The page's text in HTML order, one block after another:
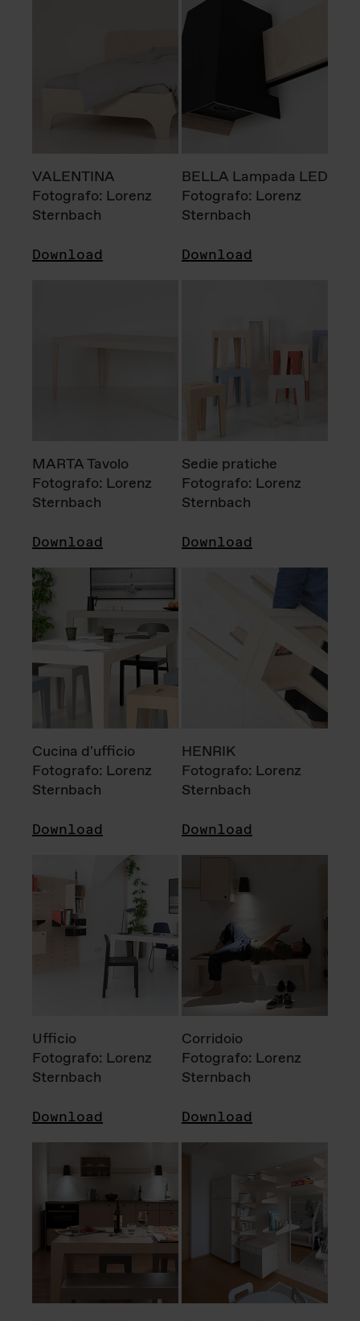
VALENTINA
Fotografo: Lorenz
Sternbach
Download
BELLA Lampada LED
Fotografo: Lorenz
Sternbach
Download
MARTA Tavolo
Fotografo: Lorenz
Sternbach
Download
Sedie pratiche
Fotografo: Lorenz
Sternbach
Download
Cucina d'ufficio
Fotografo: Lorenz
Sternbach
Download
HENRIK
Fotografo: Lorenz
Sternbach
Download
Ufficio
Fotografo: Lorenz
Sternbach
Download
Corridoio
Fotografo: Lorenz
Sternbach
Download